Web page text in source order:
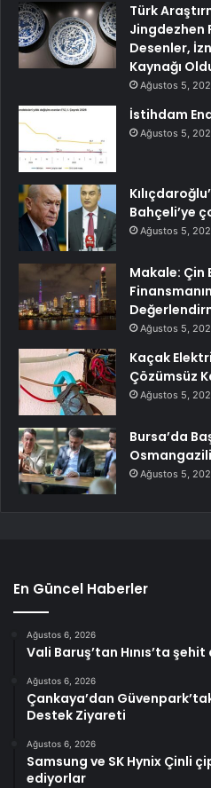
Türk
Jingdezhen
Desenler,
Kaynağı
Ağustos 5,
İstihdam
Ağustos 5,
Bahçeli’ye
Ağustos 5,
Makale: Çin
Ağustos 5,
Kaçak
Çözümsüz
Ağustos 5,
Bursa’da
Ağustos 5,
En Güncel Haberler
Ağustos 6, 2026
Vali Baruş’tan Hınıs’ta
Ağustos 6, 2026
Çankaya’dan
Destek Ziyareti
Ağustos 6, 2026
Samsung ve SK Hynix Çinli
ediyorlar